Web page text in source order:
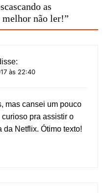
as
melhor não ler!”
às 22:40
mas cansei um pouco
curioso pra assistir o
Netflix. Ótimo texto!